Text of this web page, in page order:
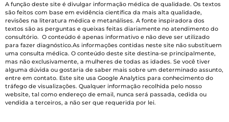
A função deste site é divulgar informação médica de qualidade. Os textos
são feitos com base em evidência científica da mais alta qualidade,
revisões na literatura médica e metanálises. A fonte inspiradora dos
textos são as perguntas e queixas feitas diariamente no atendimento do
consultório. O conteúdo é apenas informativo e não deve ser utilizado
para fazer diagnóstico.As informações contidas neste site não substituem
uma consulta médica. O conteúdo deste site destina-se principalmente,
mas não exclusivamente, a mulheres de todas as idades. Se você tiver
alguma dúvida ou gostaria de saber mais sobre um determinado assunto,
entre em contato. Este site usa Google Analytics para conhecimento do
tráfego de visualizações. Qualquer informação recolhida pelo nosso
website, tal como endereço de email, nunca será passada, cedida ou
vendida a terceiros, a não ser que requerida por lei.